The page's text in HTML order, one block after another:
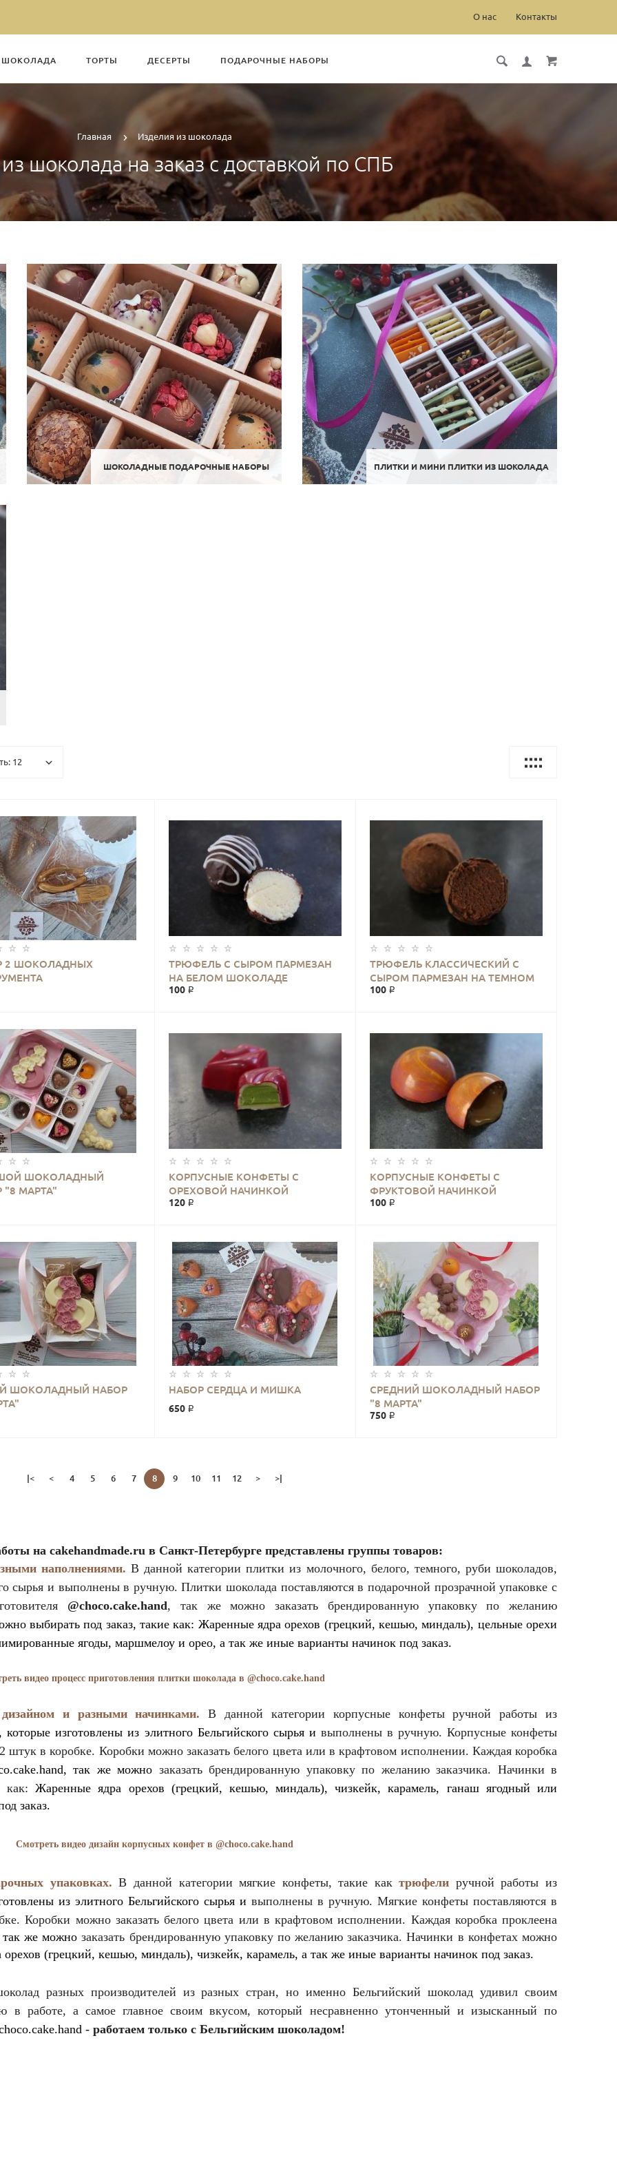
О нас Контакты
ШОКОЛАДА ТОРТЫ ДЕСЕРТЫ ПОДАРОЧНЫЕ НАБОРЫ
Главная Изделия из шоколада
шоколада на заказ с доставкой по СПБ
ШОКОЛАДНЫЕ ПОДАРОЧНЫЕ НАБОРЫ ПЛИТКИ И МИНИ ПЛИТКИ ИЗ ШОКОЛАДА
2 ШОКОЛАДНЫХ
КУПИТЬ
ТРЮФЕЛЬ С СЫРОМ ПАРМЕЗАН
НА БЕЛОМ ШОКОЛАДЕ
100 ₽
КУПИТЬ
ТРЮФЕЛЬ КЛАССИЧЕСКИЙ С
СЫРОМ ПАРМЕЗАН НА ТЕМНОМ
ШОКОЛАДЕ
100 ₽
КУПИТЬ
ШОКОЛАДНЫЙ
"8 МАРТА"
КУПИТЬ
КОРПУСНЫЕ КОНФЕТЫ С
ОРЕХОВОЙ НАЧИНКОЙ
120 ₽
КУПИТЬ
КОРПУСНЫЕ КОНФЕТЫ С
ФРУКТОВОЙ НАЧИНКОЙ
100 ₽
КУПИТЬ
ШОКОЛАДНЫЙ НАБОР
КУПИТЬ НАБОР СЕРДЦА И МИШКА
650 ₽
КУПИТЬ
СРЕДНИЙ ШОКОЛАДНЫЙ НАБОР
"8 МАРТА"
750 ₽
КУПИТЬ
|< < 4 5 6 7 8 9 10 11 12 > >|
на cakehandmade.ru в Санкт-Петербурге представлены группы товаров:
наполнениями. В данной категории плитки из молочного, белого, темного, руби шоколадов,
сырья и выполнены в ручную. Плитки шоколада поставляются в подарочной прозрачной упаковке с
@choco.cake.hand, так же можно заказать брендированную упаковку по желанию
выбирать под заказ, такие как: Жаренные ядра орехов (грецкий, кешью, миндаль), цельные орехи
ягоды, маршмелоу и орео, а так же иные варианты начинок под заказ.
видео процесс приготовления плитки шоколада в @choco.cake.hand
и разными начинками. В данной категории корпусные конфеты ручной работы из
изготовлены из элитного Бельгийского сырья и выполнены в ручную. Корпусные конфеты
штук в коробке. Коробки можно заказать белого цвета или в крафтовом исполнении. Каждая коробка
так же можно заказать брендированную упаковку по желанию заказчика. Начинки в
как:Жаренные ядра орехов (грецкий, кешью, миндаль), чизкейк, карамель, ганаш ягодный или
заказ.
Смотреть видео дизайн корпусных конфет в @choco.cake.hand
упаковках. В данной категории мягкие конфеты, такие кактрюфели ручной работы из
из элитного Бельгийского сырья и выполнены в ручную. Мягкие конфеты поставляются в
Коробки можно заказать белого цвета или в крафтовом исполнении. Каждая коробка проклеена
так же можно заказать брендированную упаковку по желанию заказчика. Начинки в конфетах можно
(грецкий, кешью, миндаль), чизкейк, карамель, а так же иные варианты начинок под заказ.
лад разных производителей из разных стран, но именно Бельгийский шоколад удивил своим
в работе, а самое главное своим вкусом, который несравненно утонченный и изысканный по
- работаем только с Бельгийским шоколадом!